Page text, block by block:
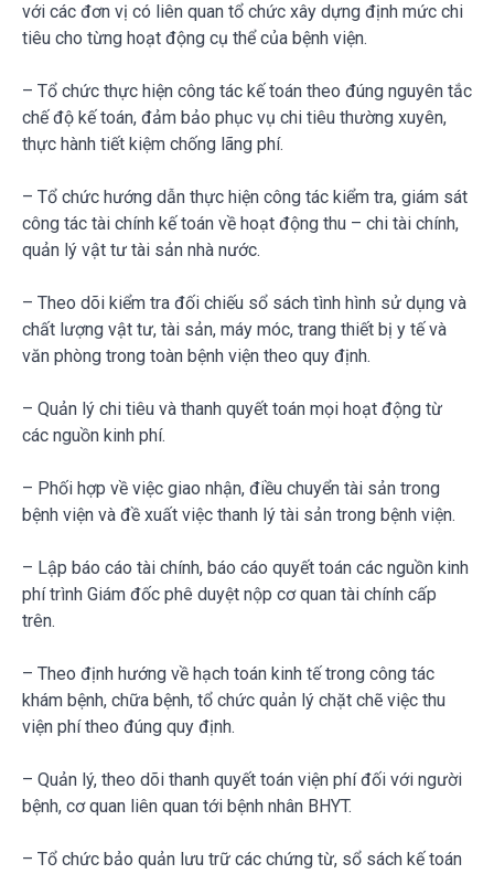
với các đơn vị có liên quan tổ chức xây dựng định mức chi
tiêu cho từng hoạt động cụ thể của bệnh viện.
– Tổ chức thực hiện công tác kế toán theo đúng nguyên tắc
chế độ kế toán, đảm bảo phục vụ chi tiêu thường xuyên,
thực hành tiết kiệm chống lãng phí.
– Tổ chức hướng dẫn thực hiện công tác kiểm tra, giám sát
công tác tài chính kế toán về hoạt động thu – chi tài chính,
quản lý vật tư tài sản nhà nước.
– Theo dõi kiểm tra đối chiếu sổ sách tình hình sử dụng và
chất lượng vật tư, tài sản, máy móc, trang thiết bị y tế và
văn phòng trong toàn bệnh viện theo quy định.
– Quản lý chi tiêu và thanh quyết toán mọi hoạt động từ
các nguồn kinh phí.
– Phối hợp về việc giao nhận, điều chuyển tài sản trong
bệnh viện và đề xuất việc thanh lý tài sản trong bệnh viện.
– Lập báo cáo tài chính, báo cáo quyết toán các nguồn kinh
phí trình Giám đốc phê duyệt nộp cơ quan tài chính cấp
trên.
– Theo định hướng về hạch toán kinh tế trong công tác
khám bệnh, chữa bệnh, tổ chức quản lý chặt chẽ việc thu
viện phí theo đúng quy định.
– Quản lý, theo dõi thanh quyết toán viện phí đối với người
bệnh, cơ quan liên quan tới bệnh nhân BHYT.
– Tổ chức bảo quản lưu trữ các chứng từ, sổ sách kế toán